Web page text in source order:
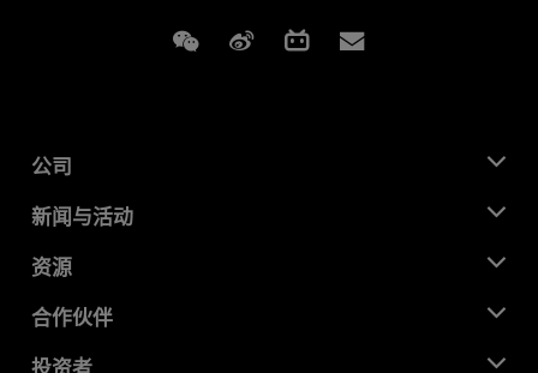
Weixin Weibo Bilibili
公司
关于 AMD
企业责任
就业机会
联系我们
新闻与活动
新闻中心
媒体库
资源
开发中心
合作伙伴
AMD 合作伙伴中心